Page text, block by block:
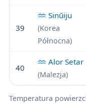
39
Sinŭiju
(Korea
Północna)
40
Alor Setar
(Malezja)
Temperatura